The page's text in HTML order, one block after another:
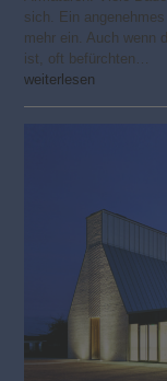
sich. Ein
mehr ein. Auch wenn
ist, oft befürchten…
weiterlesen